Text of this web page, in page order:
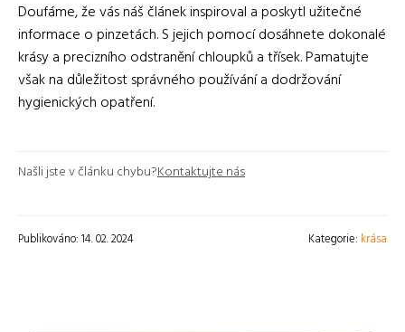
Doufáme, že vás náš článek inspiroval a poskytl užitečné
informace o pinzetách. S jejich pomocí dosáhnete dokonalé
krásy a precizního odstranění chloupků a třísek. Pamatujte
však na důležitost správného používání a dodržování
hygienických opatření.
Našli jste v článku chybu?Kontaktujte nás
Publikováno: 14. 02. 2024 Kategorie: krása